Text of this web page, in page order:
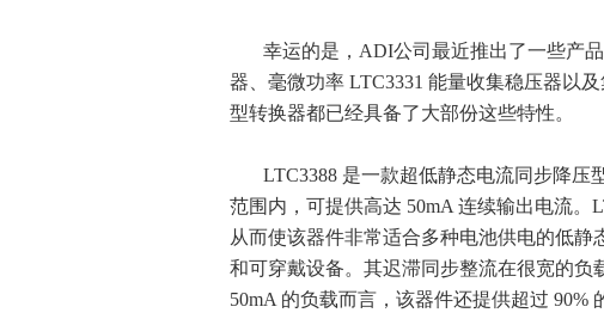
幸运的是，ADI公司最近推出了一些产
器、毫微功率 LTC3331 能量收集稳压器以
型转换器都已经具备了大部份这些特性。
LTC3388 是一款超低静态电流同步降压
范围内，可提供高达 50mA 连续输出电流。
从而使该器件非常适合多种电池供电的低静
和可穿戴设备。其迟滞同步整流在很宽的负
50mA 的负载而言，该器件还提供超过 90%